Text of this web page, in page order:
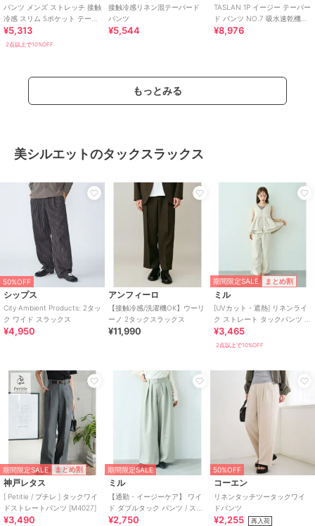
パンツ メンズ ストレッチ 接触
冷感 スリム 5ポケット テーパ
¥5,313
2点以上で10%OFF
接触冷感リネン混テーパード
パンツ
¥5,544
TASLAN 1P イージー テーパー
ド パンツ NO.7 吸水速乾機能
付き
¥8,976
もっとみる
美シルエットのタックスラックス
50%OFF
シップス
City Ambient Products: 2タッ
ク ワイド スラックス
¥4,950
アンフィーロ
【接触冷感/洗濯機OK】ウーリ
ーノ 2タックスラックス
¥11,990
期間限定SALE まとめ割
ミル
[UVカット・遮熱] リネンライ
ク ストレート タックパンツ /
セットアップ【mil/ミル】
¥3,465
2点以上で10%OFF
期間限定SALE まとめ割
神戸レタス
[ Petitle / プチレ ] タックワイ
ドストレートパンツ [M4027]
¥3,490
期間限定SALE
ミル
【通勤・イージーケア】 ワイ
ド ダブルタック パンツ / スラ
ックス 【mil (ミル)】
¥2,750
50%OFF
コーエン
リネンタッチツータックワイ
ドパンツ
¥2,255 再入荷